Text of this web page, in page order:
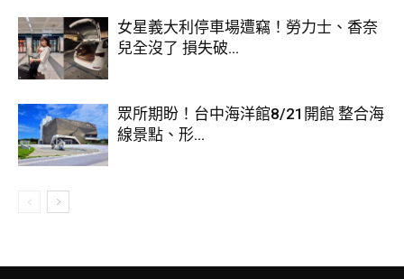
女星義大利停車場遭竊！勞力士、香奈
兒全沒了 損失破...
眾所期盼！台中海洋館8/21開館 整合海
線景點、形...